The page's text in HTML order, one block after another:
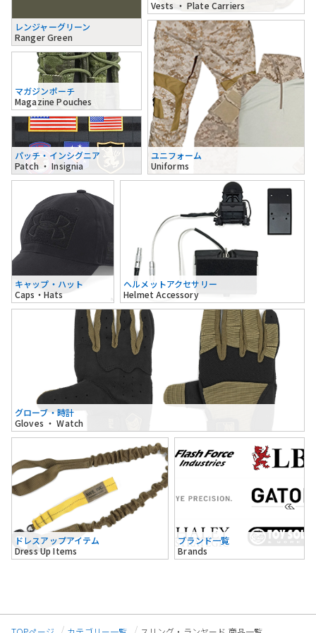
レンジャーグリーン
Ranger Green
Vests ・ Plate Carriers
マガジンポーチ
Magazine Pouches
パッチ・インシグニア
Patch ・ Insignia
ユニフォーム
Uniforms
キャップ・ハット
Caps・Hats
ヘルメットアクセサリー
Helmet Accessory
グローブ・時計
Gloves ・ Watch
ドレスアップアイテム
Dress Up Items
ブランド一覧
Brands